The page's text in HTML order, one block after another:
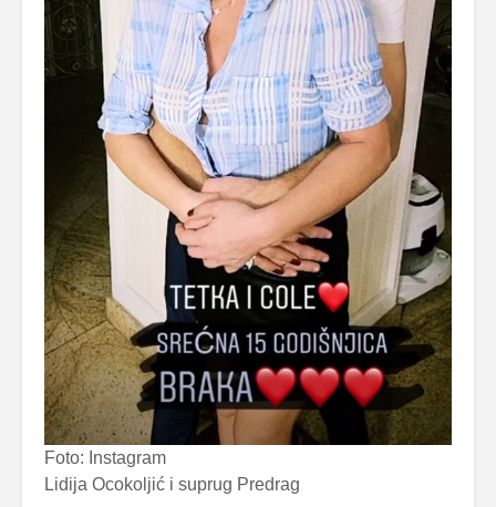
Foto: Instagram
Lidija Ocokoljić i suprug Predrag